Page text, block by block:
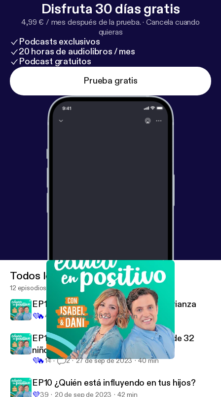
Disfruta 30 días gratis
4,99 € / mes después de la prueba. ·Cancela cuando
quieras
Podcasts exclusivos
20 horas de audiolibros / mes
Podcast gratuitos
Prueba gratis
EP12 El papel de los abuelos en la crianza
Todos los episodios
12 episodios
EP12 El papel de los abuelos en la crianza
💜🔥43 4 de oct de 2023 46 min
EP11 María Galán, una joven madre de 32
niños en Uganda
💜🔥14 2 27 de sep de 2023 40 min
EP10 ¿Quién está influyendo en tus hijos?
💜39 20 de sep de 2023 42 min